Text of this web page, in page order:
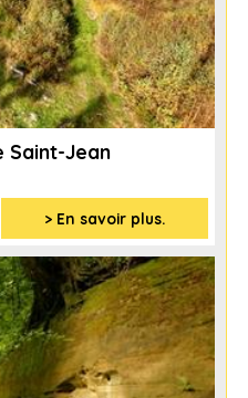
Saint-Jean
> En savoir plus.